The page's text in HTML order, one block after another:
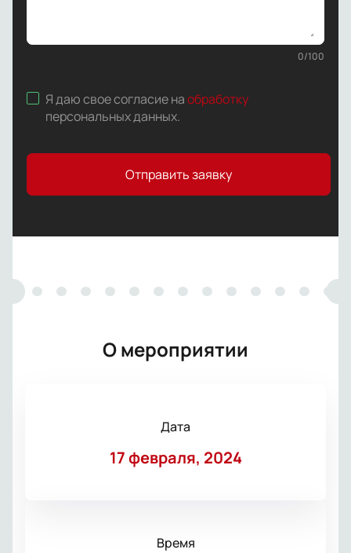
0/100
Я даю свое согласие наобработку
персональных данных.
Отправить заявку
О мероприятии
Дата
17 февраля, 2024
Время